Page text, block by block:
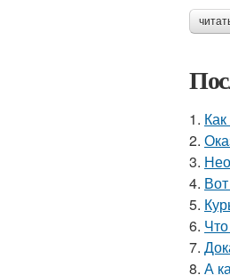
1.
2.
3.
4.
5.
6.
7.
8. А